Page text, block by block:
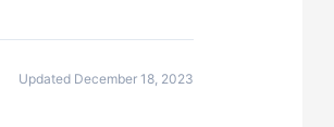
Updated December 18, 2023